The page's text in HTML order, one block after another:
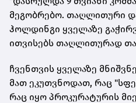
მეგობრებო. თაღლითური
ჰოლდინგი ყველაზე
ითვისებს თაღლითურად
ჩვენთვის ყველაზე
მათ ეკუთვნოდათ, რაც
რაც იყო პროკურატურის